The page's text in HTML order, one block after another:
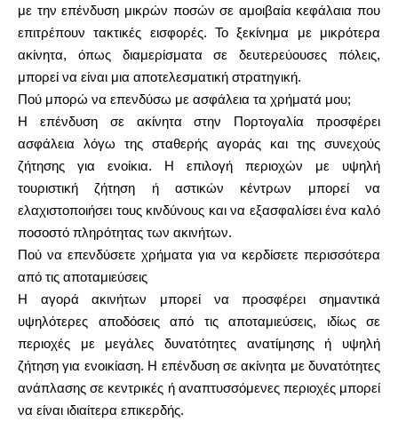
Λάβετε χρηματοδότηση
ask@scrambleup.com
+372 712 2955
με την επένδυση μικρών ποσών σε αμοιβαία κεφάλαια που
επιτρέπουν τακτικές εισφορές. Το ξεκίνημα με μικρότερα
ακίνητα, όπως διαμερίσματα σε δευτερεύουσες πόλεις,
μπορεί να είναι μια αποτελεσματική στρατηγική.
Πού μπορώ να επενδύσω με ασφάλεια τα χρήματά μου;
Η επένδυση σε ακίνητα στην Πορτογαλία προσφέρει
ασφάλεια λόγω της σταθερής αγοράς και της συνεχούς
ζήτησης για ενοίκια. Η επιλογή περιοχών με υψηλή
τουριστική ζήτηση ή αστικών κέντρων μπορεί να
ελαχιστοποιήσει τους κινδύνους και να εξασφαλίσει ένα καλό
ποσοστό πληρότητας των ακινήτων.
Πού να επενδύσετε χρήματα για να κερδίσετε περισσότερα
από τις αποταμιεύσεις
Η αγορά ακινήτων μπορεί να προσφέρει σημαντικά
υψηλότερες αποδόσεις από τις αποταμιεύσεις, ιδίως σε
περιοχές με μεγάλες δυνατότητες ανατίμησης ή υψηλή
ζήτηση για ενοικίαση. Η επένδυση σε ακίνητα με δυνατότητες
ανάπλασης σε κεντρικές ή αναπτυσσόμενες περιοχές μπορεί
να είναι ιδιαίτερα επικερδής.